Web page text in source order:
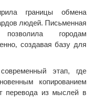
границы обмена
людей. Письменная
городам
создавая базу для
этап, где
копированием
перевода из мыслей в